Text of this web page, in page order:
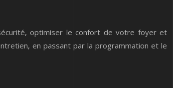
optimiser le confort de votre foyer et
en passant par la programmation et le